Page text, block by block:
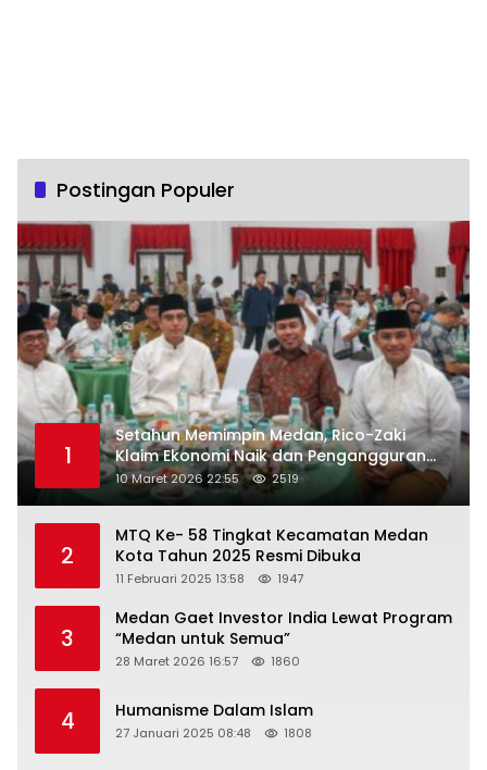
Postingan Populer
1
Setahun Memimpin Medan, Rico-Zaki
Klaim Ekonomi Naik dan Pengangguran
Turun
10 Maret 2026 22:55 2519
2
MTQ Ke- 58 Tingkat Kecamatan Medan
Kota Tahun 2025 Resmi Dibuka
11 Februari 2025 13:58 1947
3
Medan Gaet Investor India Lewat Program
“Medan untuk Semua”
28 Maret 2026 16:57 1860
4 Humanisme Dalam Islam
27 Januari 2025 08:48 1808